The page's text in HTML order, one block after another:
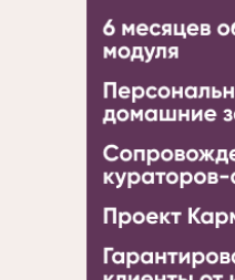
ПЕРСОНАЛЬНЫХ
ИП Литвинова Елена
ИНН 213005034402
school@litvinova-
СОГЛАСИЕ С ПОЛИТИКОЙ
ПЕРСОНАЛЬНЫХ